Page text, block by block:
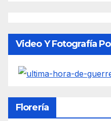
Video Y Fotografía
Florería